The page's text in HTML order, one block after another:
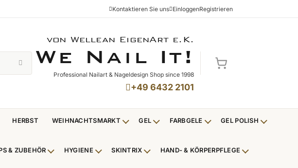
Kontaktieren Sie uns EinloggenRegistrieren
von Wellean EigenArt e.K.
WE NAIL IT!
W E N AIL I T !
Professional Nailart & Nageldesign Shop since 1998
+49 6432 2101
Mein Warenkorb
HERBST WEIHNACHTSMARKT Untermenü Weihnachtsmarkt anzeigen
GEL Untermenü Gel anzeigen
FARBGELE Untermenü Farbgele
GEL POLISH
& ZUBEHÖR Untermenü Nagelfeilen, Werkzeuge, Tips & Zubehör anzeigen
HYGIENE Untermenü Hygiene anzeigen
SKINTRIX Untermenü Skintrix anzeigen
HAND- & KÖRPERPFLEGE Untermenü